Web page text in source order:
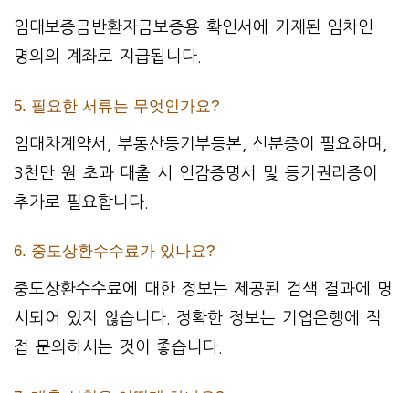
임대보증금반환자금보증용 확인서에 기재된 임차인
명의의 계좌로 지급됩니다.
5. 필요한 서류는 무엇인가요?
임대차계약서, 부동산등기부등본, 신분증이 필요하며,
3천만 원 초과 대출 시 인감증명서 및 등기권리증이
추가로 필요합니다.
6. 중도상환수수료가 있나요?
중도상환수수료에 대한 정보는 제공된 검색 결과에 명
시되어 있지 않습니다. 정확한 정보는 기업은행에 직
접 문의하시는 것이 좋습니다.